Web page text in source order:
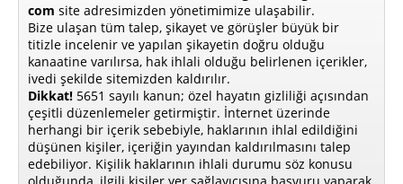
com site adresimizden yönetimimize ulaşabilir.
Bize ulaşan tüm talep, şikayet ve görüşler büyük bir
titizle incelenir ve yapılan şikayetin doğru olduğu
kanaatine varılırsa, hak ihlali olduğu belirlenen içerikler,
ivedi şekilde sitemizden kaldırılır.
Dikkat! 5651 sayılı kanun; özel hayatın gizliliği açısından
çeşitli düzenlemeler getirmiştir. İnternet üzerinde
herhangi bir içerik sebebiyle, haklarının ihlal edildiğini
düşünen kişiler, içeriğin yayından kaldırılmasını talep
edebiliyor. Kişilik haklarının ihlali durumu söz konusu